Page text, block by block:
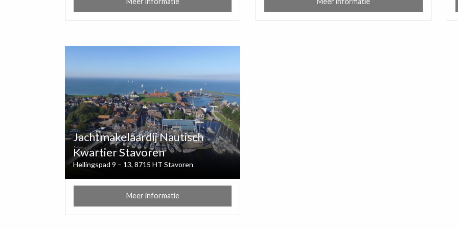
Jachtmakelaardij Nautisch
Kwartier Stavoren
Hellingspad 9 – 13, 8715 HT Stavoren
Meer informatie